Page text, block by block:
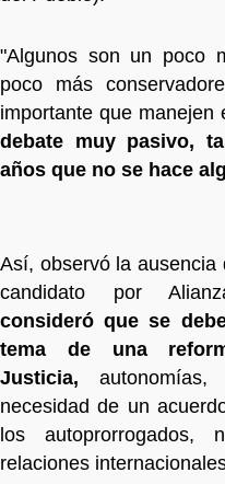
"Algunos son un poco
poco más
importante que
debate muy pasivo,
años que no se hace
Así, observó la ausencia
candidato por
consideró que se
tema de una
Justicia,
necesidad de un
los autoprorrogados,
relaciones